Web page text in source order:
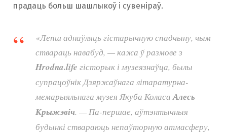
прадаць больш шашлыкоў і сувеніраў.
«Лепш аднаўляць гістарычную спадчыну, чым
ствараць навабуд, — кажа ў размове з
Hrodna.life гісторык і музеязнаўца, былы
супрацоўнік Дзяржаўнага літаратурна-
мемарыяльнага музея Якуба КоласаАлесь
Крыжэвіч. — Па-першае, аўтэнтычныя
будынкі ствараюць непаўторную атмасферу,